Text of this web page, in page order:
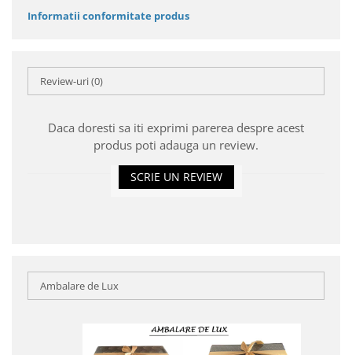
Informatii conformitate produs
Review-uri(0)
Daca doresti sa iti exprimi parerea despre acest
produs poti adauga un review.
SCRIE UN REVIEW
Ambalare de Lux